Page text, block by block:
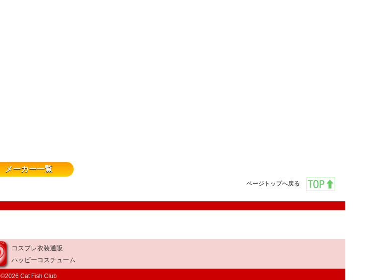
メーカー一覧
ページトップへ戻る
コスプレ衣装通販
ハッピーコスチューム
©2026 Cat Fish Club